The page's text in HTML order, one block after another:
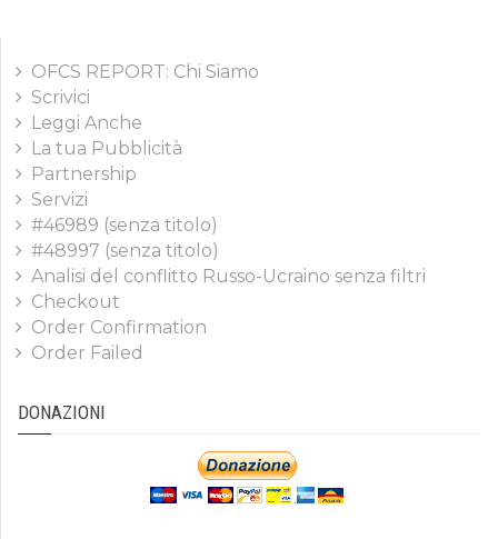
OFCS REPORT: Chi Siamo
Scrivici
Leggi Anche
La tua Pubblicità
Partnership
Servizi
#46989 (senza titolo)
#48997 (senza titolo)
Analisi del conflitto Russo-Ucraino senza filtri
Checkout
Order Confirmation
Order Failed
DONAZIONI